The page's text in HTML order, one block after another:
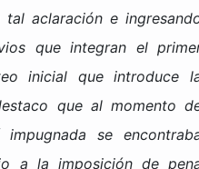
tal aclaración e
que integran el
inicial que introduce
que al momento
se
a la imposición de